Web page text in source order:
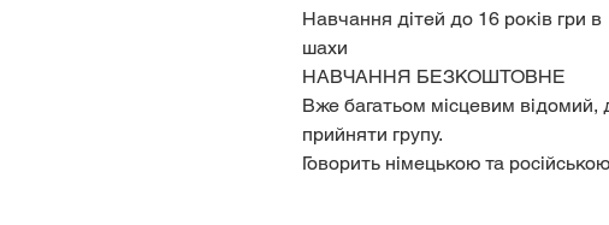
Навчання дітей до 16 років гри в
шахи
НАВЧАННЯ БЕЗКОШТОВНЕ
Вже багатьом місцевим відомий,
прийняти групу.
Говорить німецькою та